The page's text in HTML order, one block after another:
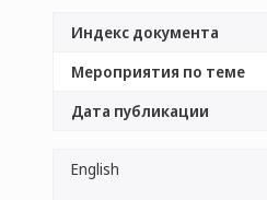
Индекс документа
Мероприятия по теме
Дата публикации
English